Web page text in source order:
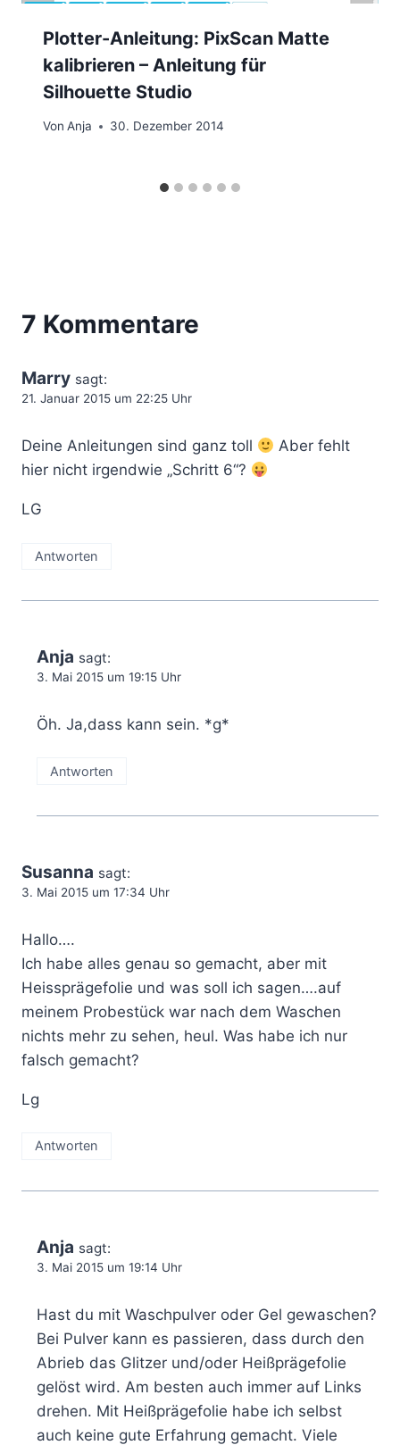
Plotter-Anleitung: PixScan Matte
kalibrieren – Anleitung für
Silhouette Studio
Von Anja 30. Dezember 2014
7 Kommentare
Marry sagt:
21. Januar 2015 um 22:25 Uhr
Deine Anleitungen sind ganz toll
Aber fehlt
hier nicht irgendwie „Schritt 6“?
LG
Antworten
Anja sagt:
3. Mai 2015 um 19:15 Uhr
Öh. Ja,dass kann sein. *g*
Antworten
Susanna sagt:
3. Mai 2015 um 17:34 Uhr
Hallo….
Ich habe alles genau so gemacht, aber mit
Heissprägefolie und was soll ich sagen….auf
meinem Probestück war nach dem Waschen
nichts mehr zu sehen, heul. Was habe ich nur
falsch gemacht?
Lg
Antworten
Anja sagt:
3. Mai 2015 um 19:14 Uhr
Hast du mit Waschpulver oder Gel gewaschen?
Bei Pulver kann es passieren, dass durch den
Abrieb das Glitzer und/oder Heißprägefolie
gelöst wird. Am besten auch immer auf Links
drehen. Mit Heißprägefolie habe ich selbst
auch keine gute Erfahrung gemacht. Viele